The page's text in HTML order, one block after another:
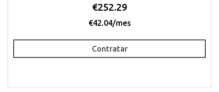
€252.29
€42.04/mes
Contratar